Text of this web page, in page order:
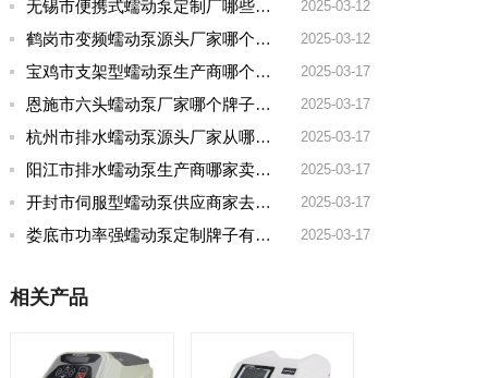
2025-03-12
无锡市便携式蠕动泵定制厂哪些牌子好一点
2025-03-12
鹤岗市变频蠕动泵源头厂家哪个品牌好一点
2025-03-17
宝鸡市支架型蠕动泵生产商哪个厂家好用点呢
2025-03-17
恩施市六头蠕动泵厂家哪个牌子好用
2025-03-17
杭州市排水蠕动泵源头厂家从哪家拿货质量好
2025-03-17
阳江市排水蠕动泵生产商哪家卖的好
2025-03-17
开封市伺服型蠕动泵供应商家去哪家买好点实惠
2025-03-17
娄底市功率强蠕动泵定制牌子有哪些好
相关产品